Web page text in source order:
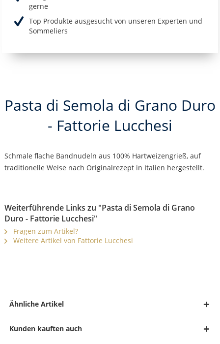
gerne
Top Produkte ausgesucht von unseren Experten und
Sommeliers
Pasta di Semola di Grano Duro
- Fattorie Lucchesi
Schmale flache Bandnudeln aus 100% Hartweizengrieß, auf
traditionelle Weise nach Originalrezept in Italien hergestellt.
Weiterführende Links zu "Pasta di Semola di Grano
Duro - Fattorie Lucchesi"
Fragen zum Artikel?
Weitere Artikel von Fattorie Lucchesi
Ähnliche Artikel
Kunden kauften auch